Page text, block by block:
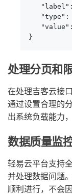
"label":
"type":
}
处理分页和
在处理吉客云接
通过设置合理的
出系统负载能力
数据质量监
轻易云平台支持
并处理数据问题
顺利进行，不会